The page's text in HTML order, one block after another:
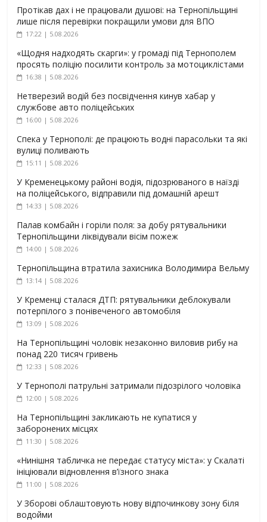
Протікав дах і не працювали душові: на Тернопільщині
лише після перевірки покращили умови для ВПО
17:22 | 5.08.2026
«Щодня надходять скарги»: у громаді під Тернополем
просять поліцію посилити контроль за мотоциклістами
16:38 | 5.08.2026
Нетверезий водій без посвідчення кинув хабар у
службове авто поліцейських
16:00 | 5.08.2026
Спека у Тернополі: де працюють водні парасольки та які
вулиці поливають
15:11 | 5.08.2026
У Кременецькому районі водія, підозрюваного в наїзді
на поліцейського, відправили під домашній арешт
14:33 | 5.08.2026
Палав комбайн і горіли поля: за добу рятувальники
Тернопільщини ліквідували вісім пожеж
14:00 | 5.08.2026
Тернопільщина втратила захисника Володимира Вельму
13:14 | 5.08.2026
У Кременці сталася ДТП: рятувальники деблокували
потерпілого з понівеченого автомобіля
13:09 | 5.08.2026
На Тернопільщині чоловік незаконно виловив рибу на
понад 220 тисяч гривень
12:33 | 5.08.2026
У Тернополі патрульні затримали підозрілого чоловіка
12:00 | 5.08.2026
На Тернопільщині закликають не купатися у
заборонених місцях
11:30 | 5.08.2026
«Нинішня табличка не передає статусу міста»: у Скалаті
ініціювали відновлення в’їзного знака
11:00 | 5.08.2026
У Зборові облаштовують нову відпочинкову зону біля
водойми